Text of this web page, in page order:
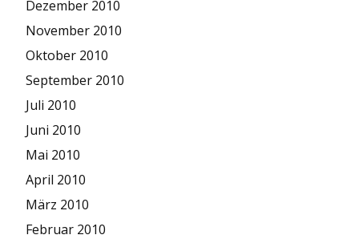
Dezember 2010
November 2010
Oktober 2010
September 2010
Juli 2010
Juni 2010
Mai 2010
April 2010
März 2010
Februar 2010